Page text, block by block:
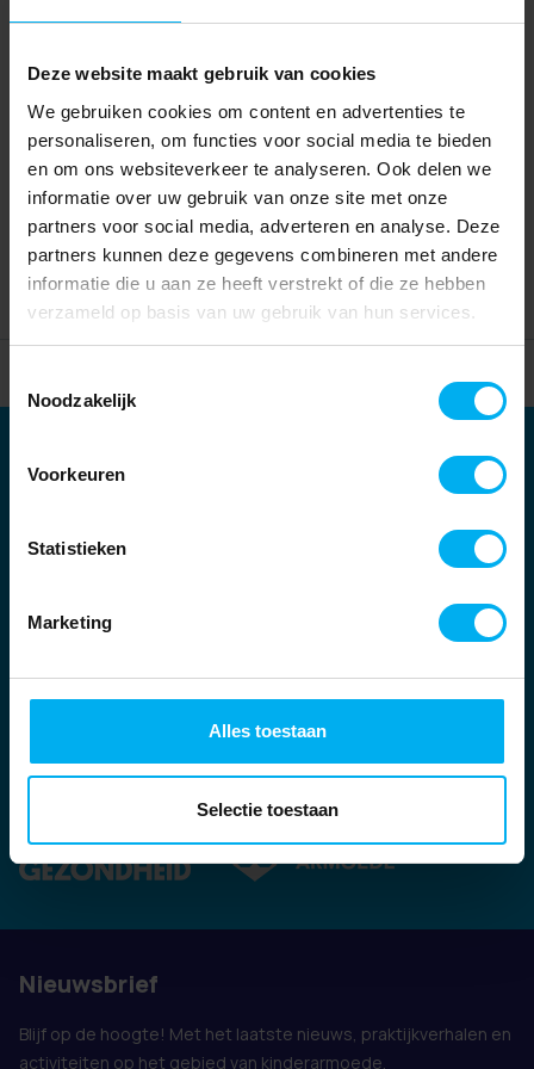
Deze website maakt gebruik van cookies
We gebruiken cookies om content en advertenties te
personaliseren, om functies voor social media te bieden
en om ons websiteverkeer te analyseren. Ook delen we
informatie over uw gebruik van onze site met onze
partners voor social media, adverteren en analyse. Deze
partners kunnen deze gegevens combineren met andere
informatie die u aan ze heeft verstrekt of die ze hebben
verzameld op basis van uw gebruik van hun services.
Noodzakelijk
Voorkeuren
Statistieken
Marketing
Alles toestaan
Selectie toestaan
Partners
Ook vertegenwoordigd door:
Nieuwsbrief
Blijf op de hoogte! Met het laatste nieuws, praktijkverhalen en
activiteiten op het gebied van kinderarmoede.